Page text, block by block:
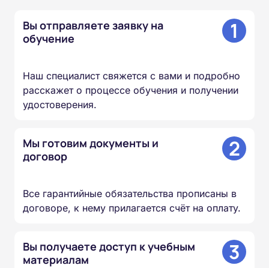
Вы отправляете заявку на
обучение
1
Наш специалист свяжется с вами и подробно
расскажет о процессе обучения и получении
удостоверения.
Мы готовим документы и
договор
2
Все гарантийные обязательства прописаны в
договоре, к нему прилагается счёт на оплату.
Вы получаете доступ к учебным
материалам
3